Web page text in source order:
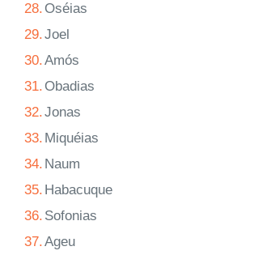
28. Oséias
29.Joel
30.Amós
31. Obadias
32.Jonas
33. Miquéias
34. Naum
35. Habacuque
36. Sofonias
37.Ageu